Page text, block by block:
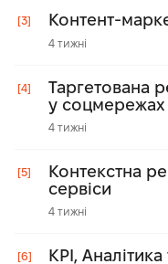
[3] Контент-
4 тижні
[4]
Таргетована
у соцмережах
4 тижні
[5]
Контекстна
сервіси
4 тижні
[6] KPI,